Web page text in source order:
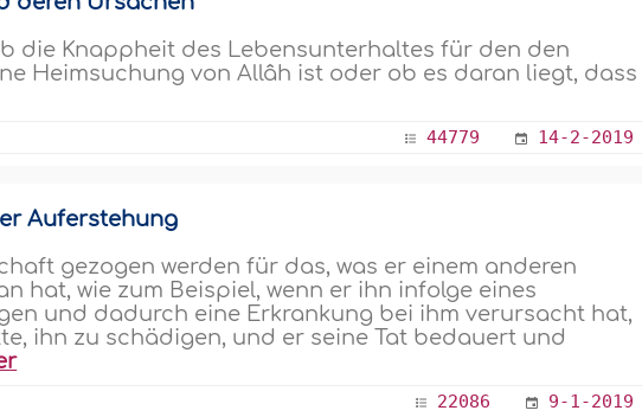
die Knappheit des Lebensunterhaltes für den den
Heimsuchung von Allâh ist oder ob es daran liegt, dass
44779 14-2-2019
Auferstehung
gezogen werden für das, was er einem anderen
hat, wie zum Beispiel, wenn er ihn infolge eines
und dadurch eine Erkrankung bei ihm verursacht hat,
ihn zu schädigen, und er seine Tat bedauert und
22086 9-1-2019